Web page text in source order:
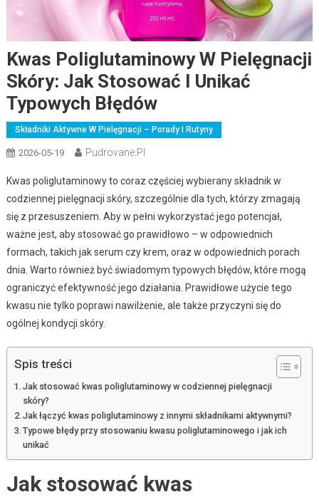
Kwas Poliglutaminowy W Pielęgnacji
Skóry: Jak Stosować I Unikać
Typowych Błędów
Składniki Aktywne W Pielęgnacji – Porady I Rutyny
2026-05-19 Pudrovane.pl
Kwas poliglutaminowy to coraz częściej wybierany składnik w
codziennej pielęgnacji skóry, szczególnie dla tych, którzy zmagają
się z przesuszeniem. Aby w pełni wykorzystać jego potencjał,
ważne jest, aby stosować go prawidłowo – w odpowiednich
formach, takich jak serum czy krem, oraz w odpowiednich porach
dnia. Warto również być świadomym typowych błędów, które mogą
ograniczyć efektywność jego działania. Prawidłowe użycie tego
kwasu nie tylko poprawi nawilżenie, ale także przyczyni się do
ogólnej kondycji skóry.
Spis treści
Jak stosować kwas poliglutaminowy w codziennej pielęgnacji
skóry?
Jak łączyć kwas poliglutaminowy z innymi składnikami aktywnymi?
Typowe błędy przy stosowaniu kwasu poliglutaminowego i jak ich
unikać
Jak stosować kwas